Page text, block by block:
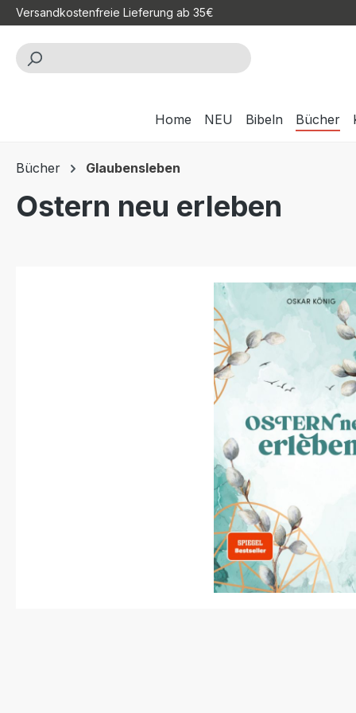
Hauptinhalt springen
Zur Suche springen
Zur Hauptnavigation springen
Versandkostenfreie Lieferung ab 35€
Home NEU Bibeln Bücher
Bücher Glaubensleben
Ostern neu erleben